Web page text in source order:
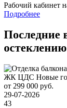
Рабочий кабинет
Подробнее
Последние
остеклению
ЖК ЦДС Новые
от 299 000 руб.
29-07-2026
43